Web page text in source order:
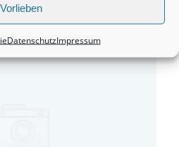
Vorlieben
DatenschutzImpressum